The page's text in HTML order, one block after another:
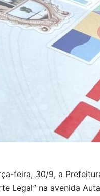
feira, 30/9, a
Legal” na avenida